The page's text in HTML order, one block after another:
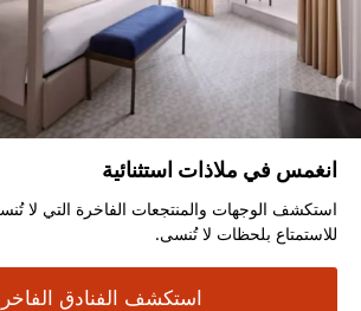
انغمس في ملاذات استثنائية
استكشف الوجهات والمنتجعات الفاخرة التي لا
للاستمتاع بلحظات لا تُنسى.
استكشف الفنادق